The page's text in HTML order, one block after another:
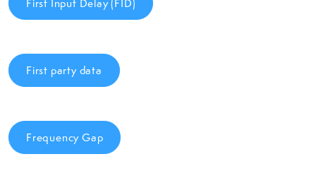
First Input Delay (FID)
First party data
Frequency Gap